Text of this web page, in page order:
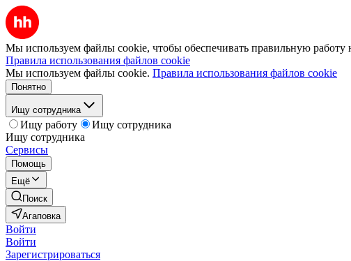
Мы используем файлы cookie, чтобы обеспечивать правильную работу
Правила использования файлов cookie
Мы используем файлы cookie. Правила использования файлов cookie
Понятно
Ищу сотрудника
Ищу работу
Ищу сотрудника
Ищу сотрудника
Сервисы
Помощь
Ещё
Поиск
Агаповка
Войти
Войти
Зарегистрироваться